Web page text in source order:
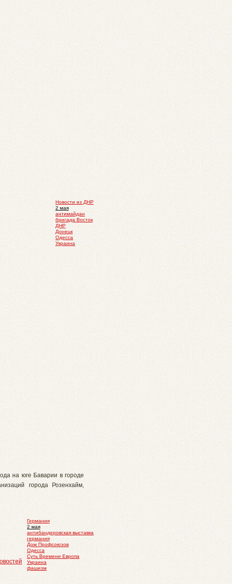
Новости из ДНР
2 мая
антимайдан
бригада Восток
ДНР
Донецк
Одесса
Украина
на юге Баварии в городе
города Розенхайм,
Германия
2 мая
антибандеровская выставка
германия
Дом Профсоюзов
Одесса
Суть Времени Европа
Украина
фашизм